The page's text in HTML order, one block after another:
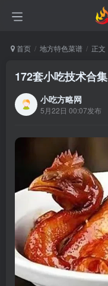
首页 地方特色菜谱 正文
172套小吃技术合集
小吃方略网
5月22日 00:07发布